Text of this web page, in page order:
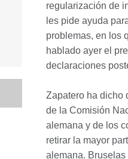
regularización de
les pide ayuda
problemas, en los
hablado ayer el
declaraciones
Zapatero ha dicho
de la Comisión
alemana y de los
retirar la mayor
alemana.